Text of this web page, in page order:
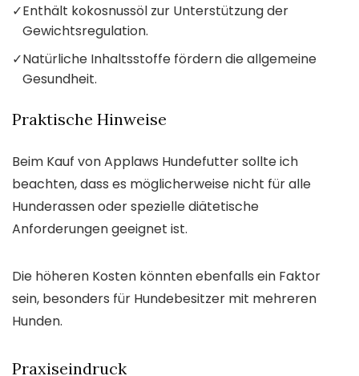
✓Enthält kokosnussöl zur Unterstützung der
Gewichtsregulation.
✓Natürliche Inhaltsstoffe fördern die allgemeine
Gesundheit.
Praktische Hinweise
Beim Kauf von Applaws Hundefutter sollte ich
beachten, dass es möglicherweise nicht für alle
Hunderassen oder spezielle diätetische
Anforderungen geeignet ist.
Die höheren Kosten könnten ebenfalls ein Faktor
sein, besonders für Hundebesitzer mit mehreren
Hunden.
Praxiseindruck